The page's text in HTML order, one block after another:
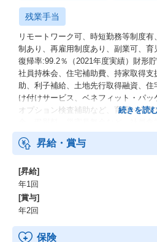
残業手当
リモートワーク可、時短勤務等制度
制あり、再雇用制度あり、副業可、
復帰率:99.2％（2021年度実績）財形
社員持株会、住宅補助費、持家取得
助、利子補給、土地先行取得融資、
け付けサービス、ベネフィット・パッ
オプション検査補助など、育児・介
金、確定拠出年金）、電気通信共済
昇給・賞与
[昇給]
年1回
[賞与]
年2回
保険